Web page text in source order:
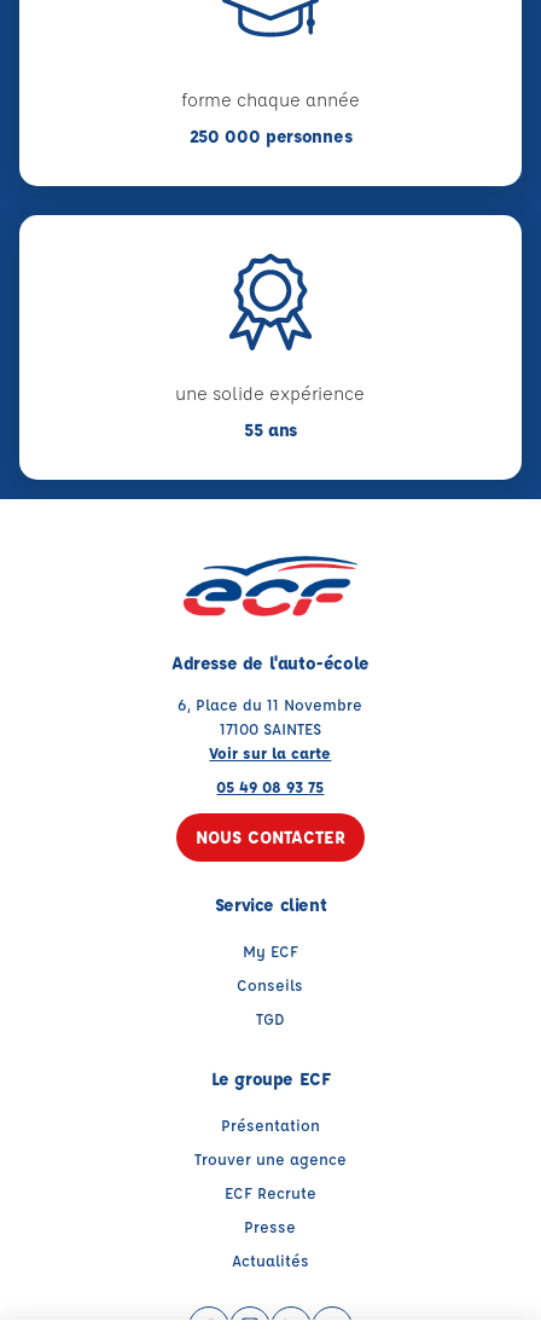
forme chaque année
250 000 personnes
une solide expérience
55 ans
Adresse de l'auto-école
6, Place du 11 Novembre
17100 SAINTES
Voir sur la carte
05 49 08 93 75
NOUS CONTACTER
Service client
My ECF
Conseils
TGD
Le groupe ECF
Présentation
Trouver une agence
ECF Recrute
Presse
Actualités